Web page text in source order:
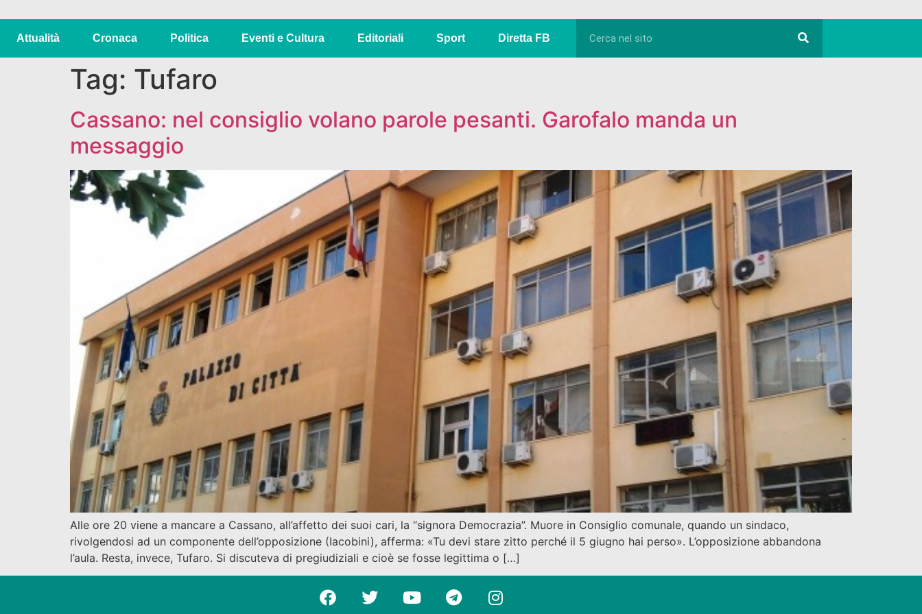
Attualità Cronaca Politica Eventi e Cultura Editoriali Sport Diretta FB
Tag: Tufaro
Cassano: nel consiglio volano parole pesanti. Garofalo manda un
messaggio
Alle ore 20 viene a mancare a Cassano, all’affetto dei suoi cari, la “signora Democrazia”. Muore in Consiglio comunale, quando un sindaco,
rivolgendosi ad un componente dell’opposizione (Iacobini), afferma: «Tu devi stare zitto perché il 5 giugno hai perso». L’opposizione abbandona
l’aula. Resta, invece, Tufaro. Si discuteva di pregiudiziali e cioè se fosse legittima o […]